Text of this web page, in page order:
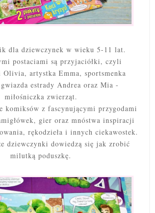
dla dziewczynek w wieku 5-11 lat.
postaciami są przyjaciółki, czyli
Olivia, artystka Emma, sportsmenka
estrady Andrea oraz Mia -
miłośniczka zwierząt.
komiksów z fascynującymi przygodami
gier oraz mnóstwa inspiracji
rękodzieła i innych ciekawostek.
dziewczynki dowiedzą się jak zrobić
milutką poduszkę.